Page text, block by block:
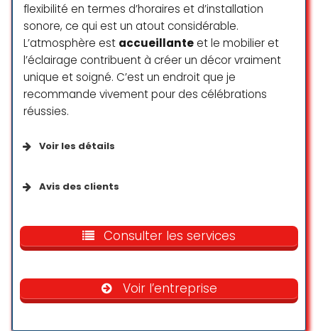
Tout simplement magnifique!
Quel professionnalisme, vous
pouvez confier l’intégralité de la
gestion de votre évènement à
ThomasevenT les yeux fermés.
d’une capacité d’adaptation à
Meilleure expérience chez
flexibilité en termes d’horaires et d’installation
sonore, ce qui est un atout considérable.
L’atmosphère est accueillante et le mobilier et
l’éclairage contribuent à créer un décor vraiment
unique et soigné. C’est un endroit que je
recommande vivement pour des célébrations
réussies.
Voir les détails
Avis des clients
pour tout type de soirée. Personnel
accueillant et chaleureux. Je
Robert Hyppolite
Consulter les services
Voir l’entreprise